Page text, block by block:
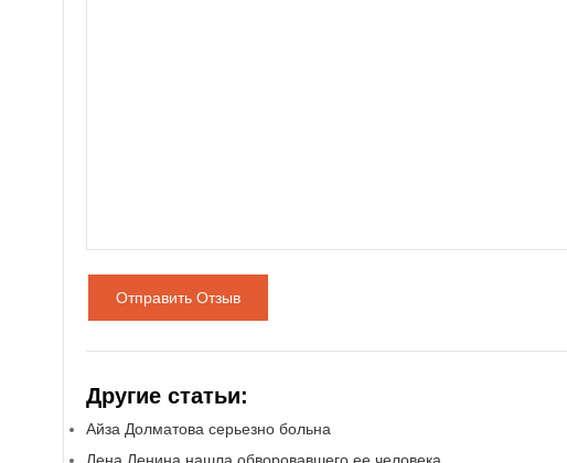
Отправить Отзыв
Другие статьи:
Айза Долматова серьезно больна